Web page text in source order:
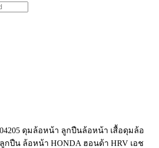
ดุมล้อหน้า ลูกปืนล้อหน้า เสื้อดุมล้อ
กปืน ล้อหน้า HONDA ฮอนด้า HRV เอช